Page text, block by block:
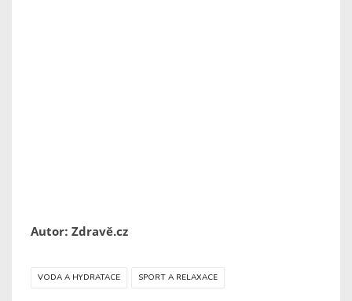
Autor: Zdravě.cz
VODA A HYDRATACE SPORT A RELAXACE